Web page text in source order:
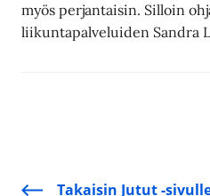
myös perjantaisin. Silloin
liikuntapalveluiden Sandra
Takaisin Jutut -